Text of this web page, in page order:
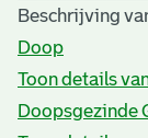
Beschrijving
Doop
Toon details
Doopsgezinde